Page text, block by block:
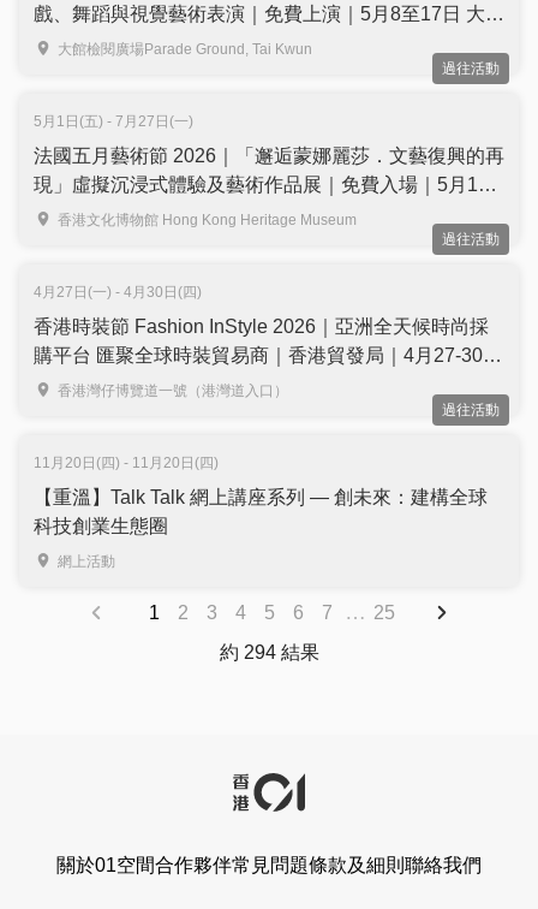
戲、舞蹈與視覺藝術表演｜免費上演｜5月8至17日 大館
檢閱廣場
大館檢閱廣場Parade Ground, Tai Kwun
過往活動
5月1日(五) - 7月27日(一)
法國五月藝術節 2026｜「邂逅蒙娜麗莎．文藝復興的再
現」虛擬沉浸式體驗及藝術作品展｜免費入場｜5月1日
至7月27日 香港文化博物館
香港文化博物館 Hong Kong Heritage Museum
過往活動
4月27日(一) - 4月30日(四)
香港時裝節 Fashion InStyle 2026｜亞洲全天候時尚採
購平台 匯聚全球時裝貿易商｜香港貿發局｜4月27-30日
｜免費登記入場
香港灣仔博覽道一號（港灣道入口）
過往活動
11月20日(四) - 11月20日(四)
【重溫】Talk Talk 網上講座系列 — 創未來：建構全球
科技創業生態圈
網上活動
1 2 3 4 5 6 7 … 25
約 294 結果
關於01空間合作夥伴常見問題條款及細則 聯絡我們